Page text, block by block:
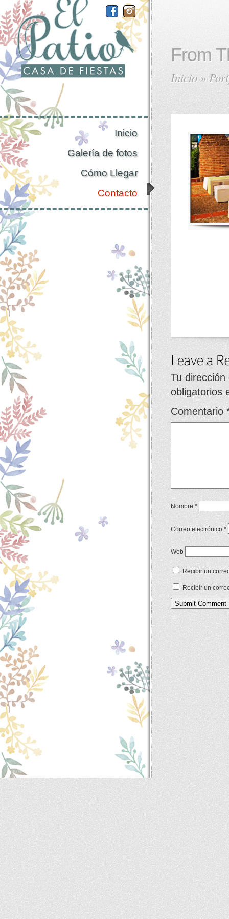
Inicio
Galería de fotos
Cómo Llegar
Contacto
From
Inicio »
Tu
obligatorios
Comentario
Nombre *
Correo electrónico *
Web
Recibir un
Recibir un